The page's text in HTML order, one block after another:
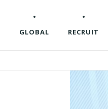
GLOBAL RECRUIT